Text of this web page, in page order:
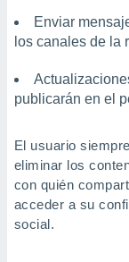
Enviar
los canales de la
publicarán en el
El usuario
eliminar los
con quién
acceder a su
social.